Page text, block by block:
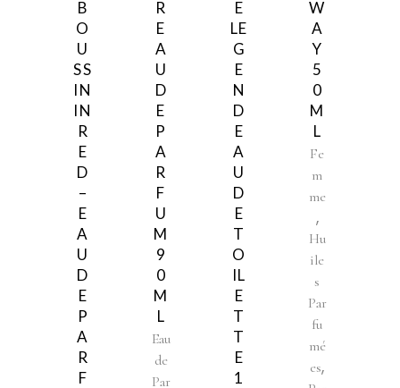
B
O
U
SS
IN
IN
R
E
D
–
E
A
U
D
E
P
A
R
F
R
E
A
U
D
E
P
A
R
F
U
M
9
0
M
L
Eau
de
Par
E
LE
G
E
N
D
E
A
U
D
E
T
O
IL
E
T
T
E
1
W
A
Y
5
0
M
L
Fe
m
me
,
Hu
ile
s
Par
fu
mé
es,